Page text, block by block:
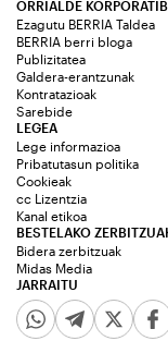
ORRIALDE
Ezagutu BERRIA Taldea
BERRIA berri bloga
Publizitatea
Galdera-erantzunak
Kontratazioak
Sarebide
JARRAITU
LEGEA
Lege informazioa
Pribatutasun politika
Cookieak
cc Lizentzia
Kanal etikoa
BESTELAKO
Bidera zerbitzuak
Midas Media